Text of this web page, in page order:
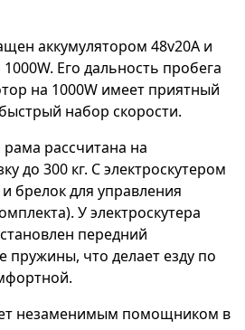
аккумулятором 48v20А и
Его дальность пробега
на 1000W имеет приятный
набор скорости.
рассчитана на
до 300 кг. С электроскутером
брелок для управления
У электроскутера
передний
пружины, что делает езду по
незаменимым помощником в